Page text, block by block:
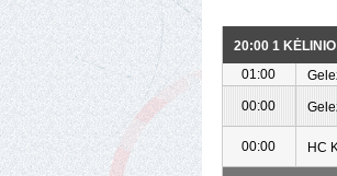
20:00 1
01:00
00:00
00:00 HC